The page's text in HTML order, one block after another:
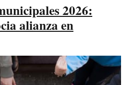
2026:
alianza en